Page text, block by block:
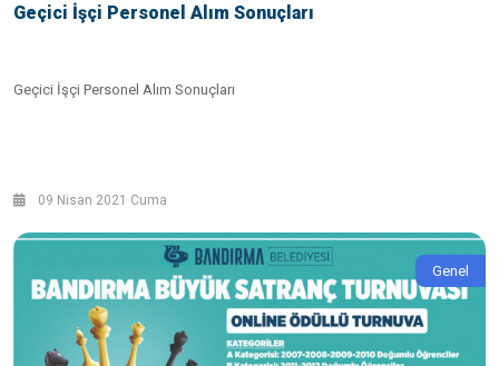
Geçici İşçi Personel Alım Sonuçları
Geçici İşçi Personel Alım Sonuçları
09 Nisan 2021 Cuma
Genel